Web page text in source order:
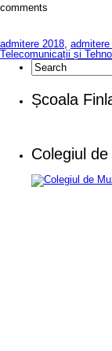
comments
admitere 2018 admitere
Telecomunicații și
Școala
Colegiul de